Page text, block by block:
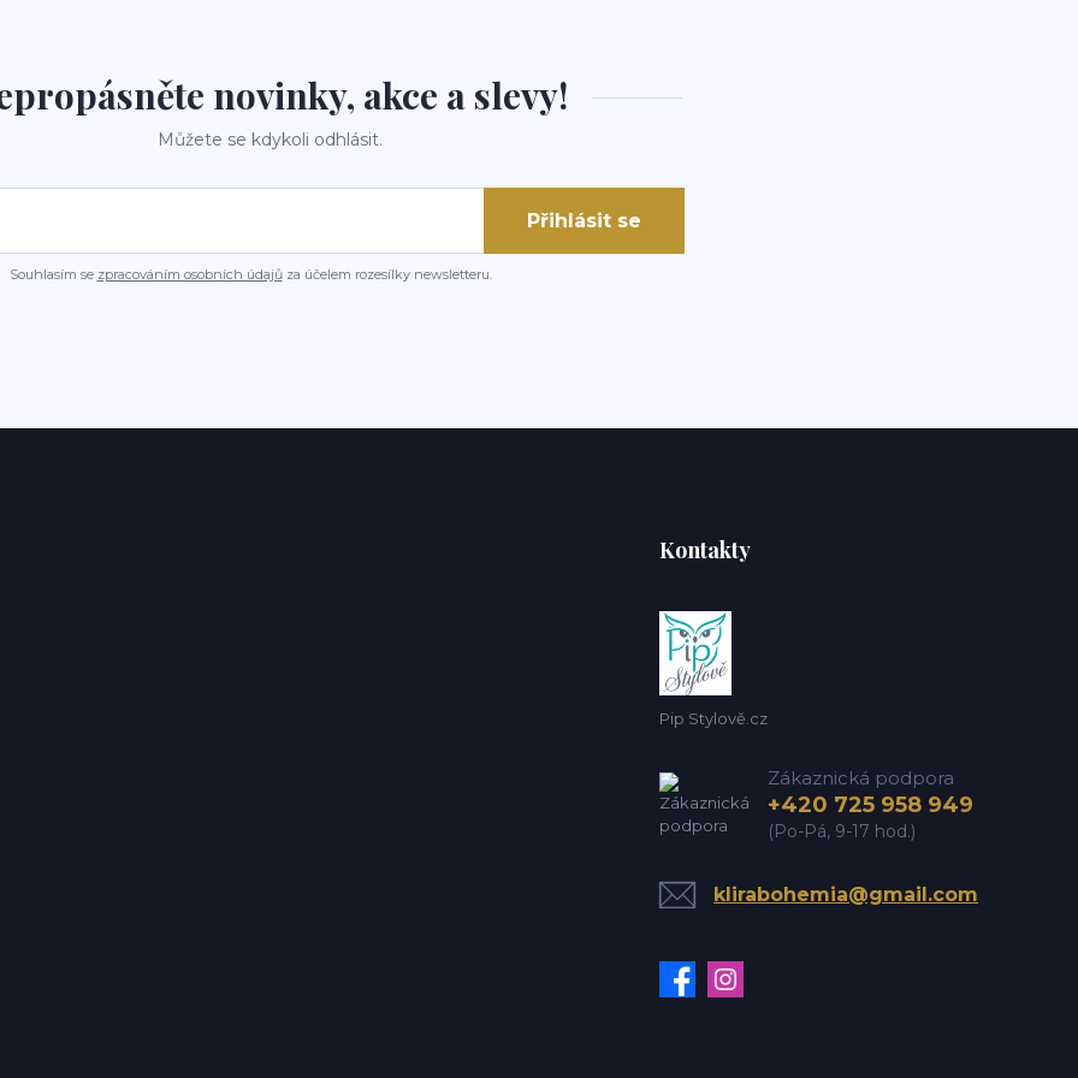
novinky, akce a slevy!
Můžete se kdykoli odhlásit.
Přihlásit se
Souhlasím se zpracováním osobních údajůza účelem rozesílky newsletteru.
Kontakty
Pip Stylově.cz
Zákaznická podpora
+420 725 958 949
(Po-Pá, 9-17 hod.)
klirabohemia@gmail.com